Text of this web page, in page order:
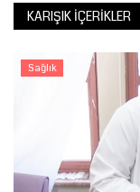
KARIŞIK İÇERIKLER
Sağlık